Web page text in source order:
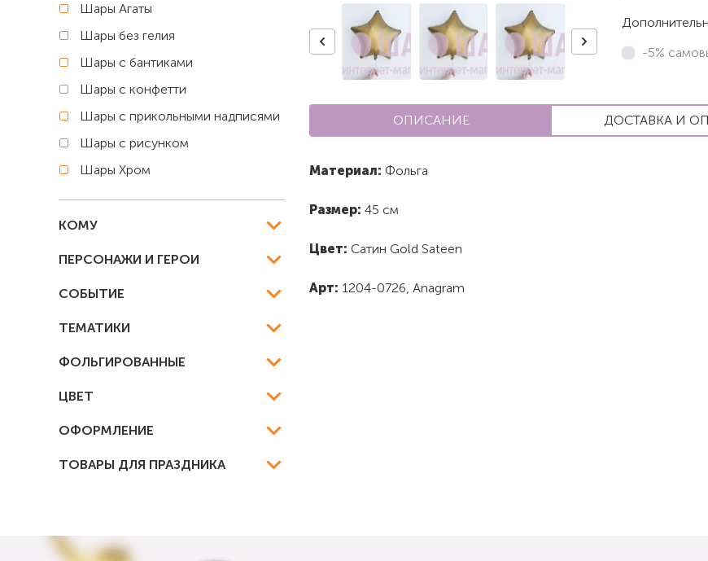
Шары Агаты
Шары без гелия
Шары с бантиками
Шары с конфетти
Шары с прикольными надписями
Шары с рисунком
Шары Хром
КОМУ
ПЕРСОНАЖИ И ГЕРОИ
СОБЫТИЕ
ТЕМАТИКИ
ФОЛЬГИРОВАННЫЕ
ЦВЕТ
ОФОРМЛЕНИЕ
ТОВАРЫ ДЛЯ ПРАЗДНИКА
-5%
ОПИСАНИЕ ДОСТАВКА И
Материал: Фольга
Размер: 45 см
Цвет: Сатин Gold Sateen
Арт: 1204-0726, Anagram